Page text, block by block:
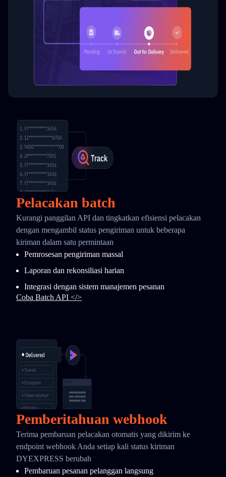
Pelacakan batch
Kurangi panggilan API dan tingkatkan efisiensi pelacakan
dengan mengambil status pengiriman untuk beberapa
kiriman dalam satu permintaan
Pemrosesan pengiriman massal
Laporan dan rekonsiliasi harian
Integrasi dengan sistem manajemen pesanan
Coba Batch API </>
Pemberitahuan webhook
Terima pembaruan pelacakan otomatis yang dikirim ke
endpoint webhook Anda setiap kali status kiriman
DYEXPRESS berubah
Pembaruan pesanan pelanggan langsung